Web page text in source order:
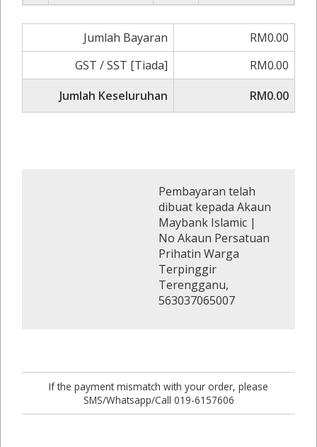
Jumlah Bayaran
RM0.00
GST / SST [Tiada]
RM0.00
Jumlah Keseluruhan
RM0.00
Pembayaran telah
dibuat kepada Akaun
Maybank Islamic |
No Akaun Persatuan
Prihatin Warga
Terpinggir
Terengganu,
563037065007
If the payment mismatch with your order, please
SMS/Whatsapp/Call 019-6157606